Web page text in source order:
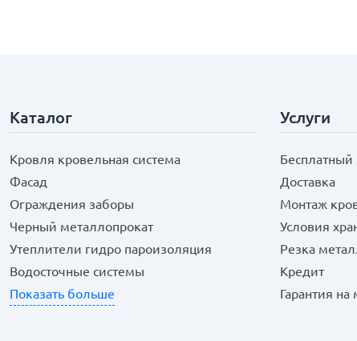
Каталог
Кровля кровельная система
Фасад
Ограждения заборы
Черный металлопрокат
Утеплители гидро пароизоляция
Водосточные системы
Показать больше
Услуги
Бесплатный
Доставка
Монтаж
Условия
Резка
Кредит
Гарантия